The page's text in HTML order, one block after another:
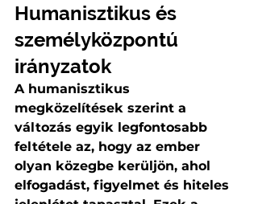
Humanisztikus és
személyközpontú
irányzatok
A humanisztikus
megközelítések szerint a
változás egyik legfontosabb
feltétele az, hogy az ember
olyan közegbe kerüljön, ahol
elfogadást, figyelmet és hiteles